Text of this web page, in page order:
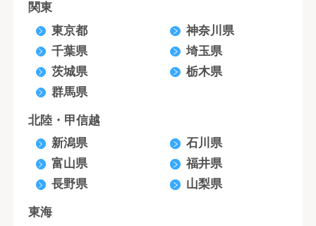
関東
東京都
神奈川県
千葉県
埼玉県
茨城県
栃木県
群馬県
北陸・甲信越
新潟県
石川県
富山県
福井県
長野県
山梨県
東海